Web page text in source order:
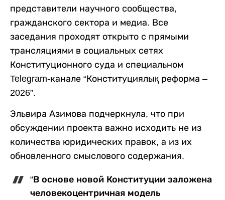
представители научного сообщества,
гражданского сектора и медиа. Все
заседания проходят открыто с прямыми
трансляциями в социальных сетях
Конституционного суда и специальном
Telegram-канале “Конституциялық реформа –
2026”.
Эльвира Азимова подчеркнула, что при
обсуждении проекта важно исходить не из
количества юридических правок, а из их
обновленного смыслового содержания.
“В основе новой Конституции заложена
человекоцентричная модель